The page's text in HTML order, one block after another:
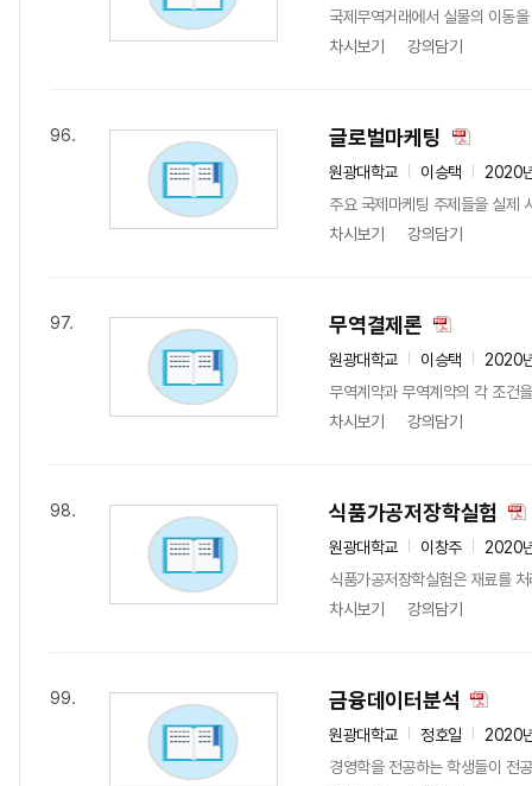
국제무역거래에서 실물의 이동
차시보기
강의담기
96. 글로벌마케팅
원광대학교 이승택
2020
주요 국제마케팅 주제들을 실제
차시보기
강의담기
97. 무역결제론
원광대학교 이승택
2020
무역계약과 무역계약의 각 조건
차시보기
강의담기
98. 식품가공저장학실험
원광대학교 이창주
2020
식품가공저장학실험은 재료를
차시보기
강의담기
99. 금융데이터분석
원광대학교 정호일
2020
경영학을 전공하는 학생들이 전